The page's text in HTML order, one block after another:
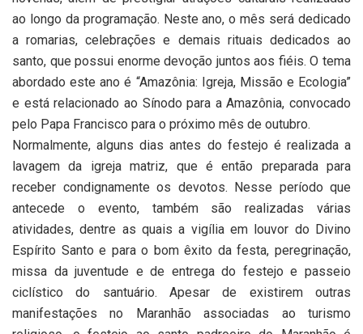
ao longo da programação. Neste ano, o mês será dedicado
a romarias, celebrações e demais rituais dedicados ao
santo, que possui enorme devoção juntos aos fiéis. O tema
abordado este ano é “Amazônia: Igreja, Missão e Ecologia”
e está relacionado ao Sínodo para a Amazônia, convocado
pelo Papa Francisco para o próximo mês de outubro.
Normalmente, alguns dias antes do festejo é realizada a
lavagem da igreja matriz, que é então preparada para
receber condignamente os devotos. Nesse período que
antecede o evento, também são realizadas várias
atividades, dentre as quais a vigília em louvor do Divino
Espírito Santo e para o bom êxito da festa, peregrinação,
missa da juventude e de entrega do festejo e passeio
ciclístico do santuário. Apesar de existirem outras
manifestações no Maranhão associadas ao turismo